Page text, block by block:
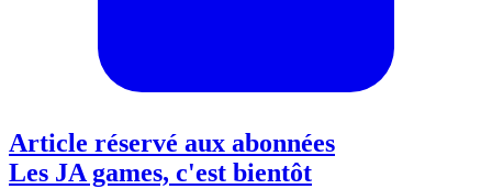
Article réservé aux abonnées
Les JA games, c'est bientôt